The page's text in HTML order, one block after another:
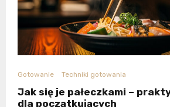
Gotowanie Techniki gotowania
Jak się je pałeczkami –
dla początkujących